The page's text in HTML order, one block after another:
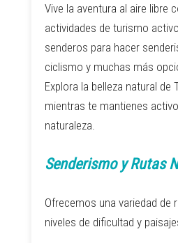
Vive la aventura al aire libre
actividades de turismo
senderos para hacer
ciclismo y muchas más
Explora la belleza natural de
mientras te mantienes
naturaleza.
Senderismo y Rutas
Ofrecemos una variedad de
niveles de dificultad y